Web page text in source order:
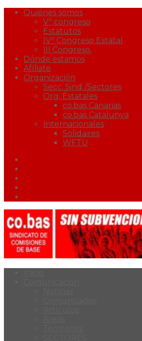
Quiénes somos
Vº congreso
Estatutos
IVº Congreso Estatal
III Congreso.
Dónde estamos
Afíliate
Organización
Secc. Sind./Sectores
Org. Estatales
co.bas Canarias
co.bas Catalunya
Internacionales
Solidaires
WFTU